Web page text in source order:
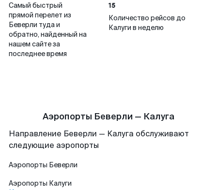
Самый быстрый
прямой перелет из
Беверли туда и
обратно, найденный на
нашем сайте за
последнее время
15
Количество рейсов до
Калуги в неделю
Аэропорты Беверли — Калуга
Направление Беверли — Калуга обслуживают
следующие аэропорты
Аэропорты Беверли
Аэропорты Калуги